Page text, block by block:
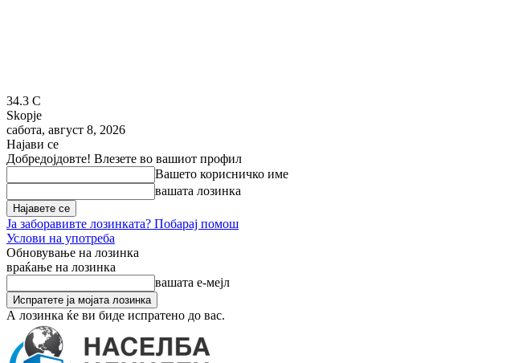
34.3 C
Skopje
сабота, август 8, 2026
Најави се
Добредојдовте! Влезете во вашиот профил
Вашето корисничко име
вашата лозинка
Ја заборавивте лозинката? Побарај помош
Услови на употреба
Обновување на лозинка
враќање на лозинка
вашата е-мејл
А лозинка ќе ви биде испратено до вас.